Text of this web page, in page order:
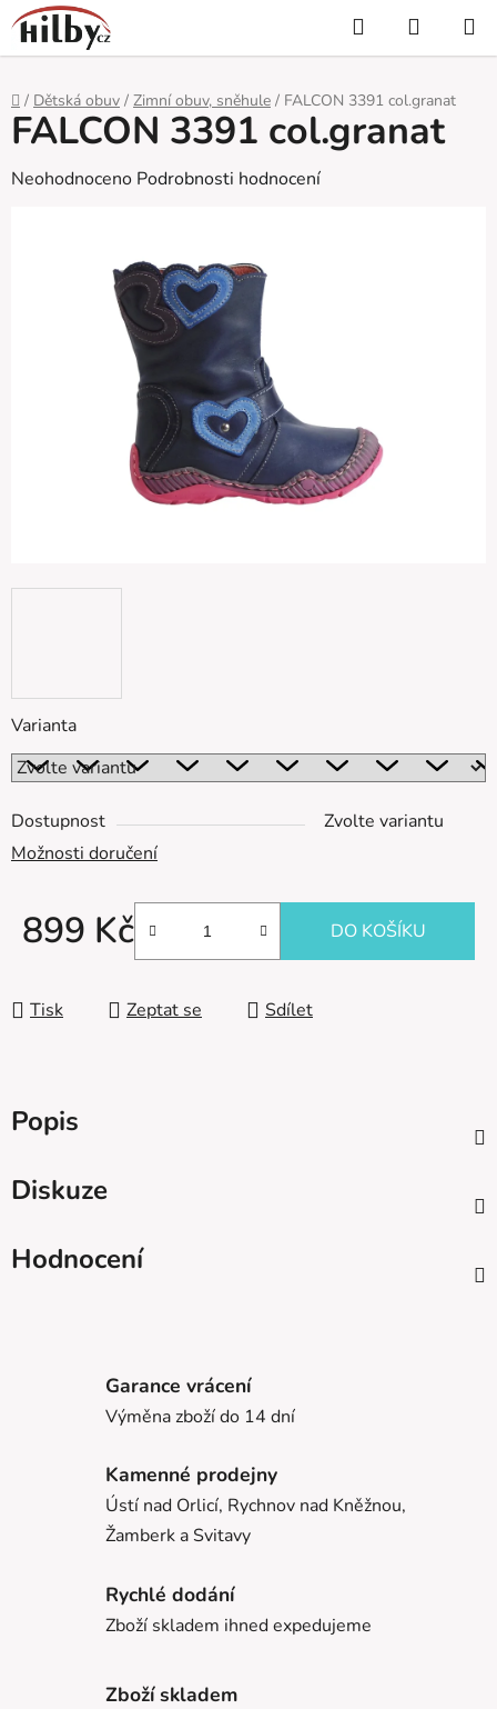
Přejít
na
obsah
Hledat
KOŠÍK
Domů
/ Dětská obuv / Zimní obuv, sněhule / FALCON 3391 col.granat
Varianta
Dostupnost
Zvolte variantu
Možnosti doručení
899 Kč DO KOŠÍKU
Tisk Zeptat se Sdílet
FALCON 3391 col.granat
Průměrné
Neohodnoceno Podrobnosti hodnocení
Popis
Diskuze
Hodnocení
Garance vrácení
Výměna zboží do 14 dní
Kamenné prodejny
Ústí nad Orlicí, Rychnov nad Kněžnou,
Žamberk a Svitavy
Rychlé dodání
Zboží skladem ihned expedujeme
Zboží skladem